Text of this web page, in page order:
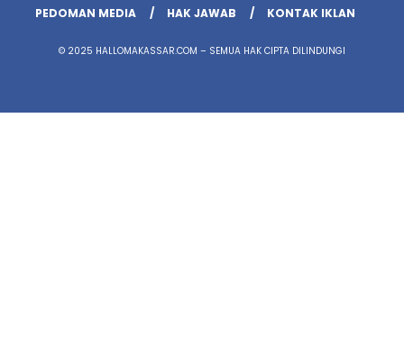
PEDOMAN MEDIA
HAK JAWAB KONTAK IKLAN
© 2025 HALLOMAKASSAR.COM – SEMUA HAK CIPTA DILINDUNGI